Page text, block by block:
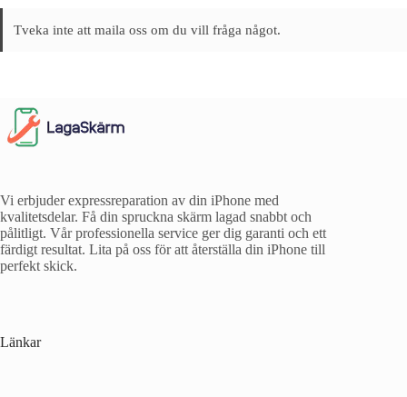
Tveka inte att maila oss om du vill fråga något.
Vi erbjuder expressreparation av din iPhone med
kvalitetsdelar. Få din spruckna skärm lagad snabbt och
pålitligt. Vår professionella service ger dig garanti och ett
färdigt resultat. Lita på oss för att återställa din iPhone till
perfekt skick.
Länkar